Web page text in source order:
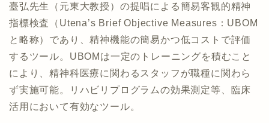
臺弘先生（元東大教授）の提唱による簡易客観的精神
指標検査（Utena’s Brief Objective Measures：UBOM
と略称）であり、精神機能の簡易かつ低コストで評価
するツール。UBOMは一定のトレーニングを積むこと
により、精神科医療に関わるスタッフが職種に関わら
ず実施可能。リハビリプログラムの効果測定等、臨床
活用において有効なツール。